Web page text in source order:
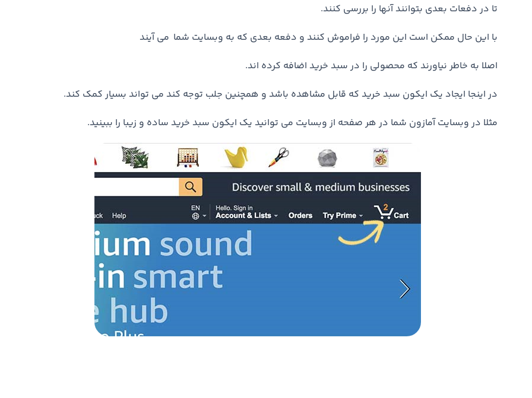
تا در دفعات بعدی بتوانند آنها را بررسی کنند.
با این حال ممکن است این مورد را فراموش کنند و دفعه بعدی که به وبسایت شما می آیند
اصلا به خاطر نیاورند که محصولی را در سبد خرید اضافه کرده اند.
در اینجا ایجاد یک ایکون سبد خرید که قابل مشاهده باشد و همچنین جلب توجه کند می تواند بسیار کمک کند.
مثلا در وبسایت آمازون شما در هر صفحه از وبسایت می توانید یک ایکون سبد خرید ساده و زیبا را ببینید.